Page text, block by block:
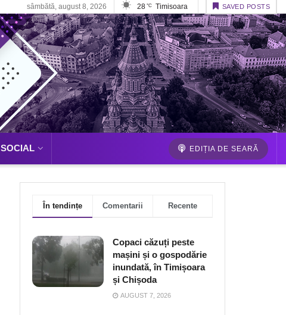
sâmbătă, august 8, 2026 28 °C Timisoara SAVED POSTS
SOCIAL EDIȚIA DE SEARĂ
În tendințe Comentarii Recente
Copaci căzuți peste
mașini și o gospodărie
inundată, în Timișoara
și Chișoda
AUGUST 7, 2026